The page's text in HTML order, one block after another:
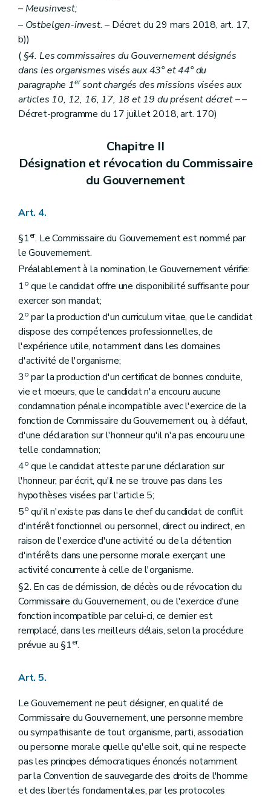
– Meusinvest;
– Ostbelgen-invest.– Décret du 29 mars 2018, art. 17,
b))
( §4. Les commissaires du Gouvernement désignés
dans les organismes visés aux 43° et 44° du
paragraphe 1ersont chargés des missions visées aux
articles 10, 12, 16, 17, 18 et 19 du présent décret– –
Décret-programme du 17 juillet 2018, art. 170)
Chapitre II
Désignation et révocation du Commissaire
du Gouvernement
Art. 4.
§1er. Le Commissaire du Gouvernement est nommé par
le Gouvernement.
Préalablement à la nomination, le Gouvernement vérifie:
1o que le candidat offre une disponibilité suffisante pour
exercer son mandat;
2o par la production d'un curriculum vitae, que le candidat
dispose des compétences professionnelles, de
l'expérience utile, notamment dans les domaines
d'activité de l'organisme;
3o par la production d'un certificat de bonnes conduite,
vie et moeurs, que le candidat n'a encouru aucune
condamnation pénale incompatible avec l'exercice de la
fonction de Commissaire du Gouvernement ou, à défaut,
d'une déclaration sur l'honneur qu'il n'a pas encouru une
telle condamnation;
4o que le candidat atteste par une déclaration sur
l'honneur, par écrit, qu'il ne se trouve pas dans les
hypothèses visées par l'article 5;
5o qu'il n'existe pas dans le chef du candidat de conflit
d'intérêt fonctionnel ou personnel, direct ou indirect, en
raison de l'exercice d'une activité ou de la détention
d'intérêts dans une personne morale exerçant une
activité concurrente à celle de l'organisme.
§2. En cas de démission, de décès ou de révocation du
Commissaire du Gouvernement, ou de l'exercice d'une
fonction incompatible par celui-ci, ce dernier est
remplacé, dans les meilleurs délais, selon la procédure
prévue au §1er.
Art. 5.
Le Gouvernement ne peut désigner, en qualité de
Commissaire du Gouvernement, une personne membre
ou sympathisante de tout organisme, parti, association
ou personne morale quelle qu'elle soit, qui ne respecte
pas les principes démocratiques énoncés notamment
par la Convention de sauvegarde des droits de l'homme
et des libertés fondamentales, par les protocoles